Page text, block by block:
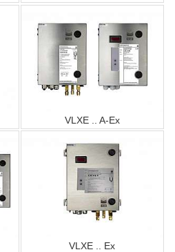
VLXE .. A-Ex
VLXE .. Ex